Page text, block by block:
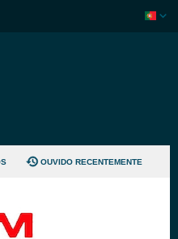
OUVIDO RECENTEMENTE